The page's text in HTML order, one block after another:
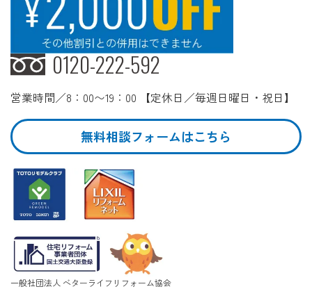
0120-222-592
営業時間／8：00〜19：00 【定休日／毎週日曜日・祝日】
無料相談フォームはこちら
一般社団法人 ベターライフリフォーム協会